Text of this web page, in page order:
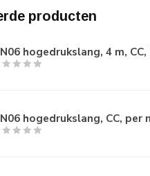
producten
hogedrukslang, 4 m, CC,
hogedrukslang, CC, per